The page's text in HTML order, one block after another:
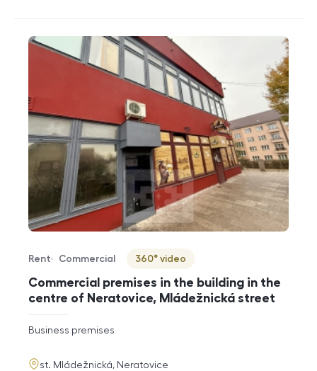
Commercial premises in the building in the
centre of Neratovice, Mládežnická street
Offer type
Rent
Property type
Commercial
Virtuální prohlídka
360° video
rozměry
disposition
Business premises
adresa
st. Mládežnická, Neratovice